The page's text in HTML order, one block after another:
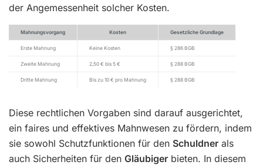
der Angemessenheit solcher Kosten.
Mahnungsvorgang Kosten Gesetzliche Grundlage
Erste Mahnung Keine Kosten § 286 BGB
Zweite Mahnung 2,50 € bis 5 € § 288 BGB
Dritte Mahnung Bis zu 10 € pro Mahnung § 288 BGB
Diese rechtlichen Vorgaben sind darauf ausgerichtet,
ein faires und effektives Mahnwesen zu fördern, indem
sie sowohl Schutzfunktionen für den Schuldner als
auch Sicherheiten für den Gläubiger bieten. In diesem